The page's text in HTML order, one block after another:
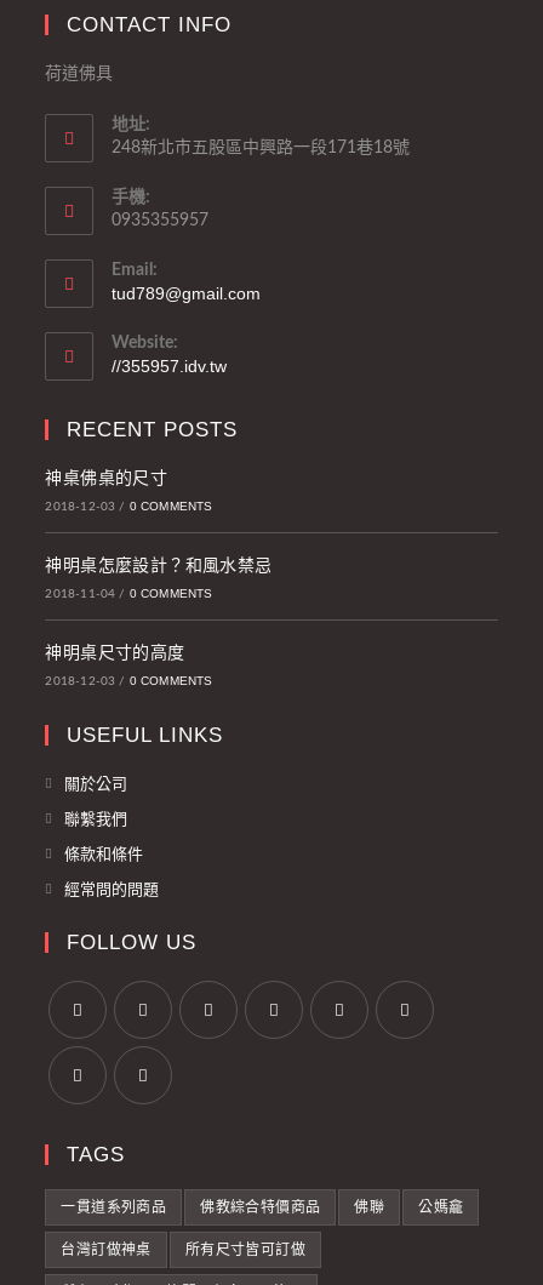
CONTACT INFO
荷道佛具
地址:
248新北市五股區中興路一段171巷18號
手機:
0935355957
Email:
tud789@gmail.com
Website:
//355957.idv.tw
RECENT POSTS
神桌佛桌的尺寸
2018-12-03 / 0 COMMENTS
神明桌怎麼設計？和風水禁忌
2018-11-04 / 0 COMMENTS
神明桌尺寸的高度
2018-12-03 / 0 COMMENTS
USEFUL LINKS
關於公司
聯繫我們
條款和條件
經常問的問題
FOLLOW US
TAGS
一貫道系列商品 佛教綜合特價商品 佛聯 公媽龕
台灣訂做神桌 所有尺寸皆可訂做